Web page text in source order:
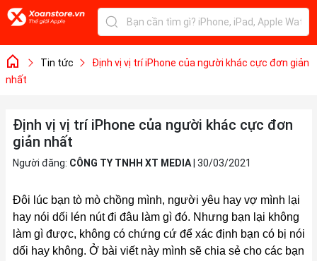
Tin tức
Định vị vị trí iPhone của người khác cực đơn giản
nhất
Định vị vị trí iPhone của người khác cực đơn
giản nhất
Người đăng: CÔNG TY TNHH XT MEDIA| 30/03/2021
Đôi lúc bạn tò mò chồng mình, người yêu hay vợ mình lại
hay nói dối lén nút đi đâu làm gì đó. Nhưng bạn lại không
làm gì được, không có chứng cứ để xác định bạn có bị nói
dối hay không. Ở bài viết này mình sẽ chia sẻ cho các bạn